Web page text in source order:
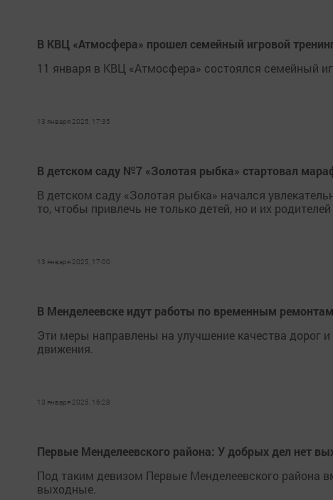
В КВЦ «Атмосфера» прошел семейный игровой
11 января в КВЦ «Атмосфера» состоялся семейный
13 января 2025, 17:35
В детском саду №7 «Золотая рыбка» стартовал
В детском саду «Золотая рыбка» начался
то, чтобы привлечь не только детей, но и их
13 января 2025, 17:00
В Менделеевске идут работы по временным
Эти меры направлены на улучшение качества дорог
движения.
13 января 2025, 16:28
Первые Менделеевского района: У добрых дел нет
Под таким девизом Первые Менделеевского района
выходные.